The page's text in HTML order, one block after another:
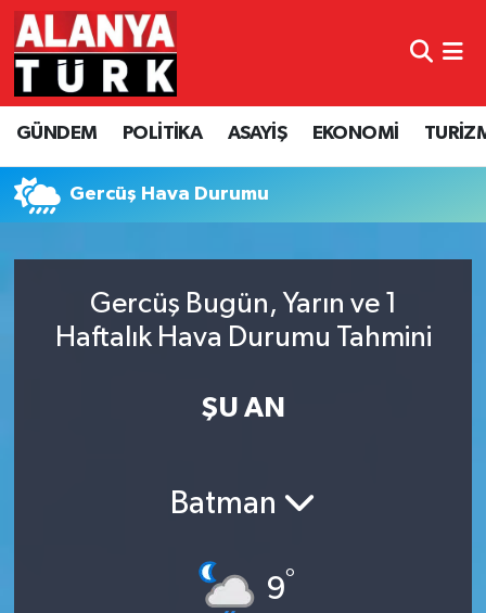
GÜNDEM POLİTİKA ASAYİŞ EKONOMİ
Gercüş Hava Durumu
Gercüş Bugün, Yarın ve 1
Haftalık Hava Durumu Tahmini
ŞU AN
Batman
9°
GÜNDEM
POLİTİKA
ASAYİŞ
TURİZM
Nöbetçi Eczaneler
Hava Durumu
Namaz Vakitleri
Süper Lig Puan Durumu ve Fikstür
Son Dakika Haberleri